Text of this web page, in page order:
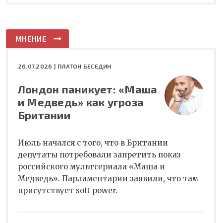
МНЕНИЕ
26.07.2026 | ПЛАТОН БЕСЕДИН
Лондон паникует: «Маша
и Медведь» как угроза
Британии
Июль начался с того, что в Британии
депутаты потребовали запретить показ
российского мультсериала «Маша и
Медведь». Парламентарии заявили, что там
присутствует soft power.